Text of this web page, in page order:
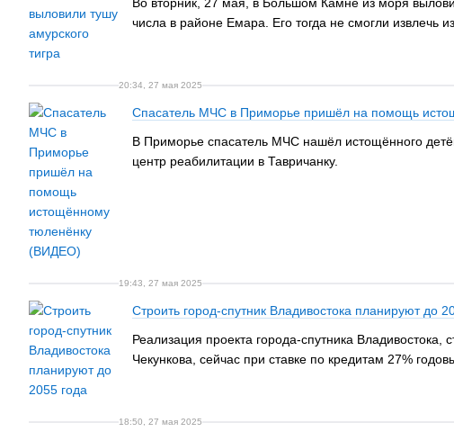
числа в районе Емара. Его тогда не смогли извлечь
20:34, 27 мая 2025
Спасатель МЧС в Приморье пришёл на помощь
В Приморье спасатель МЧС нашёл истощённого
центр реабилитации в Тавричанку.
19:43, 27 мая 2025
Строить город-спутник Владивостока планируют до
Реализация проекта города-спутника
Чекункова, сейчас при ставке по кредитам 27%
18:50, 27 мая 2025